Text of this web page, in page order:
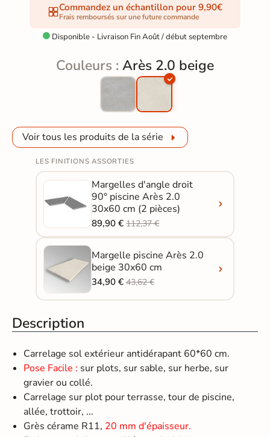
Commandez un échantillon pour 9,90€
Frais remboursés sur une future commande
 Disponible - Livraison Fin Août / début septembre
Couleurs : Arès 2.0 beige
Voir tous les produits de la série
LES FINITIONS ASSORTIES
Margelles d'angle droit
90° piscine Arès 2.0
30x60 cm (2 pièces)
89,90 €112,37 €
Margelle piscine Arès 2.0
beige 30x60 cm
34,90 €43,62 €
Description
Carrelage sol extérieur antidérapant 60*60 cm.
Pose Facile : sur plots, sur sable, sur herbe, sur
gravier ou collé.
Carrelage sur plot pour terrasse, tour de piscine,
allée, trottoir, ...
Grès cérame R11, 20 mm d'épaisseur.